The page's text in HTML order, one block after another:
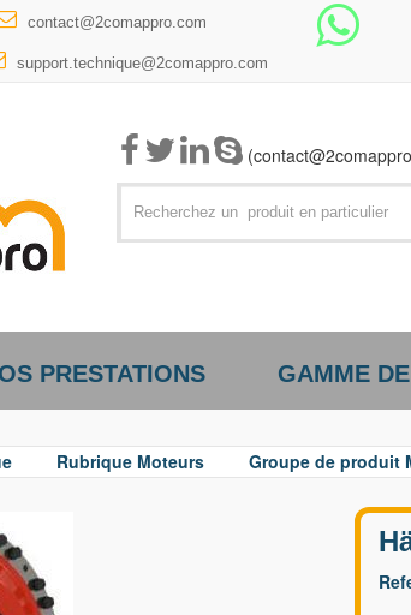
contact@2comappro.com
support.technique@2comappro.com
PRESTATIONS GAMME
Rubrique Moteurs Groupe de produit